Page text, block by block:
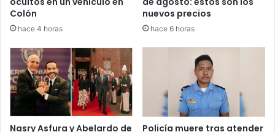
Colón
hace 4 horas
nuevos precios
hace 6 horas
Nasry Asfura y Abelardo de Policía muere tras atender